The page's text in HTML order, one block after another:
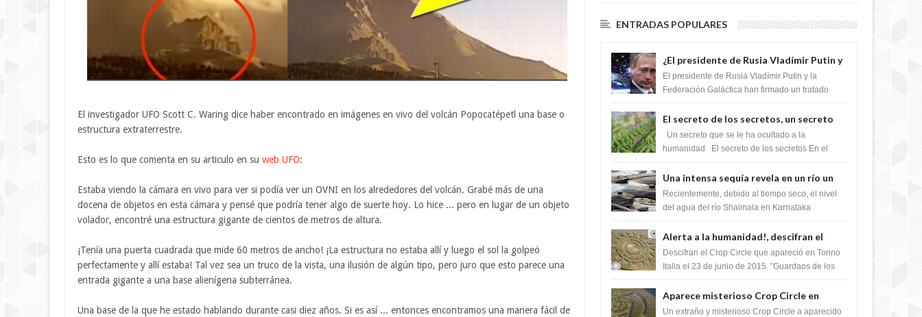
El investigador UFO Scott C. Waring dice haber encontrado en imágenes en vivo del volcán Popocatépetl una base o
estructura extraterrestre.
Esto es lo que comenta en su articulo en su web UFO:
Estaba viendo la cámara en vivo para ver si podía ver un OVNI en los alrededores del volcán. Grabé más de una
docena de objetos en esta cámara y pensé que podría tener algo de suerte hoy. Lo hice ... pero en lugar de un objeto
volador, encontré una estructura gigante de cientos de metros de altura.
¡Tenía una puerta cuadrada que mide 60 metros de ancho! ¡La estructura no estaba allí y luego el sol la golpeó
perfectamente y allí estaba! Tal vez sea un truco de la vista, una ilusión de algún tipo, pero juro que esto parece una
entrada gigante a una base alienígena subterránea.
Una base de la que he estado hablando durante casi diez años. Si es así ... entonces encontramos una manera fácil de
ENTRADAS POPULARES
¿El presidente de Rusia Vladímir Putin y
la Federación Galactica han firmado un
tratado para acabar con los Sionistas?
El presidente de Rusia Vladímir Putin y la
Federación Galáctica han firmado un tratado
Si...
El secreto de los secretos, un secreto
que cambiaría por completo el destino
de la humanidad
Un secreto que se le ha ocultado a la
humanidad El secreto de los secretos En el
m...
Una intensa sequía revela en un río un
impresionante hallazgo de miles de
Shiva Lingas
Recientemente, debido al tiempo seco, el nivel
del agua del río Shalmala en Karnataka
Shiv...
Alerta a la humanidad!, descifran el
mensaje del Crop Circle de Torino ,Italia
Descifran el Crop Circle que apareció en Torino
Italia el 23 de junio de 2015. "Guardaos de los
Aparece misterioso Crop Circle en
Reino Unido 23 de junio 2016
Un extraño y misterioso Crop Circle a aparecido